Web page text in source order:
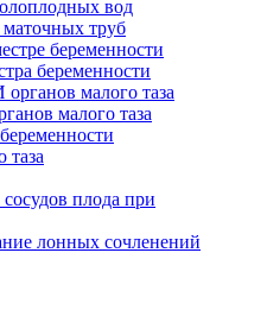
вод
труб
беременности
беременности
малого таза
малого таза
таза
плода при
лонных сочленений